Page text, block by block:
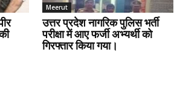
Meerut
उत्तर प्रदेश नागरिक पुलिस भर्ती
परीक्षा में आए फर्जी अभ्यर्थी को
गिरफ्तार किया गया।